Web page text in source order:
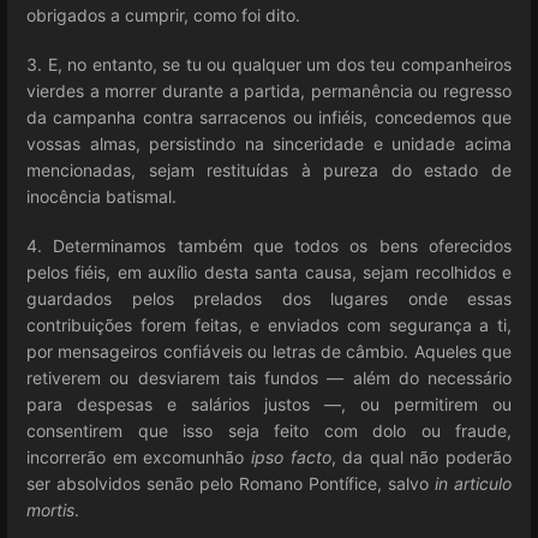
obrigados a cumprir, como foi dito.
3. E, no entanto, se tu ou qualquer um dos teu companheiros
vierdes a morrer durante a partida, permanência ou regresso
da campanha contra sarracenos ou infiéis, concedemos que
vossas almas, persistindo na sinceridade e unidade acima
mencionadas, sejam restituídas à pureza do estado de
inocência batismal.
4. Determinamos também que todos os bens oferecidos
pelos fiéis, em auxílio desta santa causa, sejam recolhidos e
guardados pelos prelados dos lugares onde essas
contribuições forem feitas, e enviados com segurança a ti,
por mensageiros confiáveis ou letras de câmbio. Aqueles que
retiverem ou desviarem tais fundos — além do necessário
para despesas e salários justos —, ou permitirem ou
consentirem que isso seja feito com dolo ou fraude,
incorrerão em excomunhão ipso facto, da qual não poderão
ser absolvidos senão pelo Romano Pontífice, salvo in articulo
mortis.